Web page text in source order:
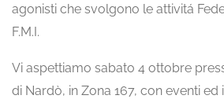
agonisti che svolgono le attivitá
F.M.I.
Vi aspettiamo sabato 4 ottobre
di Nardò, in Zona 167, con eventi